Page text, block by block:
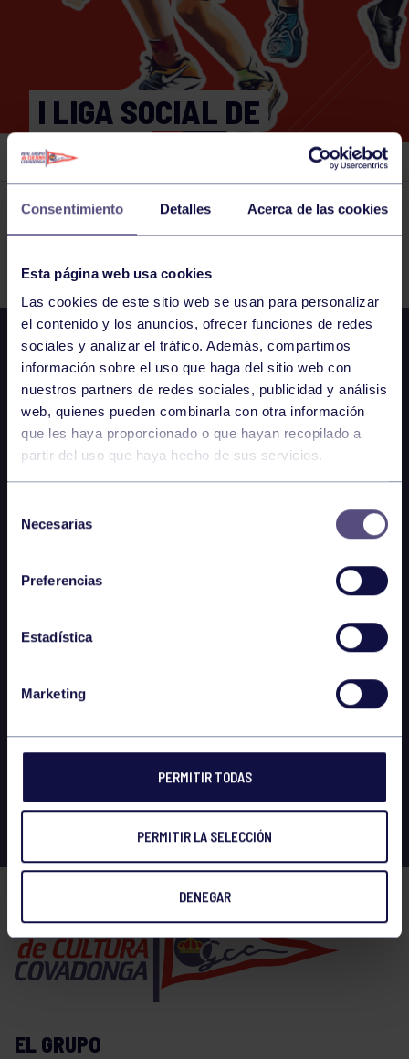
Consentimiento Detalles Acerca de las cookies
Esta página web usa cookies
Las cookies de este sitio web se usan para personalizar
el contenido y los anuncios, ofrecer funciones de redes
sociales y analizar el tráfico. Además, compartimos
información sobre el uso que haga del sitio web con
nuestros partners de redes sociales, publicidad y análisis
web, quienes pueden combinarla con otra información
que les haya proporcionado o que hayan recopilado a
partir del uso que haya hecho de sus servicios.
Necesarias
Preferencias
Estadística
Marketing
PERMITIR TODAS
PERMITIR LA SELECCIÓN
DENEGAR
I LIGA SOCIAL DE
PELOTA
EL GRUPO